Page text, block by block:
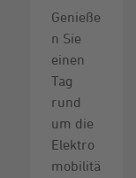
Genieße
n Sie
einen
Tag
rund
um die
Elektro
mobilitä